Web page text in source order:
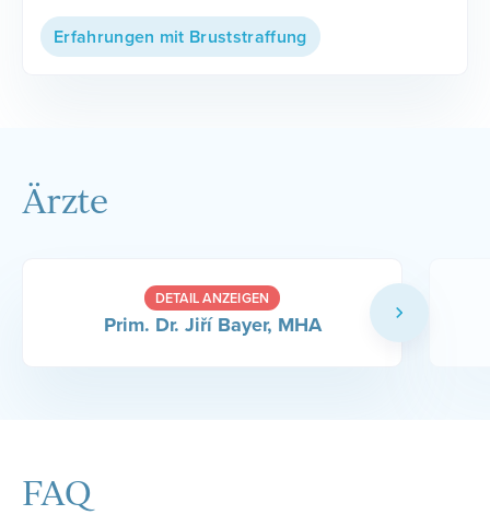
Erfahrungen mit Bruststraffung
Ärzte
DETAIL ANZEIGEN
Prim. Dr. Jiří Bayer, MHA
FAQ